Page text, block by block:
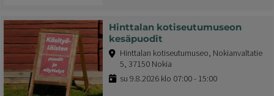
Hinttalan kotiseutumuseon
kesäpuodit
Hinttalan kotiseutumuseo, Nokianvaltatie
5, 37150 Nokia
su 9.8.2026 klo 07:00 - 15:00